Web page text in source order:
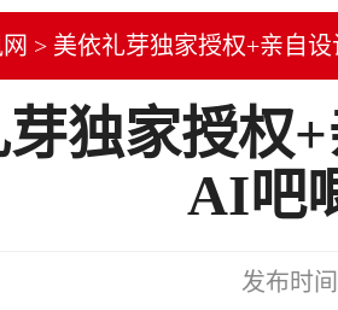
> 美依礼芽独家授权+亲自
独家授权
AI吧
发布时